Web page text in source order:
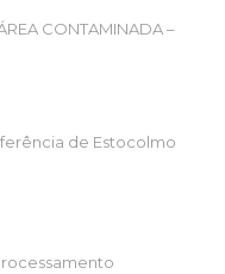
CONTAMINADA –
de Estocolmo